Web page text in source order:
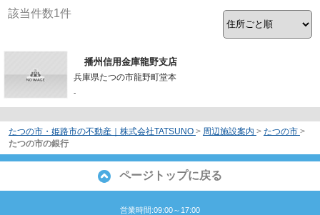
該当件数1件
播州信用金庫龍野支店
兵庫県たつの市龍野町堂本
-
たつの市・姫路市の不動産｜株式会社TATSUNO > 周辺施設案内 > たつの市 >
たつの市の銀行
ページトップに戻る
営業時間:09:00～17:00